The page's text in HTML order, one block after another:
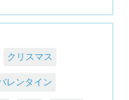
クリスマス
レンタイン